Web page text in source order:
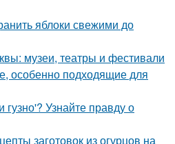
яблоки свежими до
музеи, театры и фестивали
особенно подходящие для
гузно'? Узнайте правду о
заготовок из огурцов на